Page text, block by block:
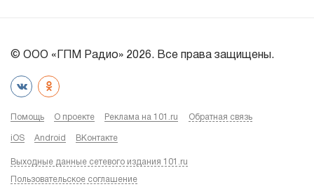
© ООО «ГПМ Радио» 2026. Все права защищены.
Помощь О проекте Реклама на 101.ru Обратная связь
iOS Android ВКонтакте
Выходные данные сетевого издания 101.ru
Пользовательское соглашение